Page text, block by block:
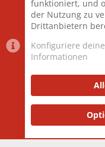
Neuestes Mitglied
Community platform by
and add-ons by
funktioniert, und
der Nutzung zu
Drittanbietern
Konfiguriere
Informationen